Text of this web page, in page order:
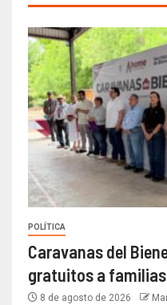
POLÍTICA
Caravanas del
gratuitos a familias
8 de agosto de 2026